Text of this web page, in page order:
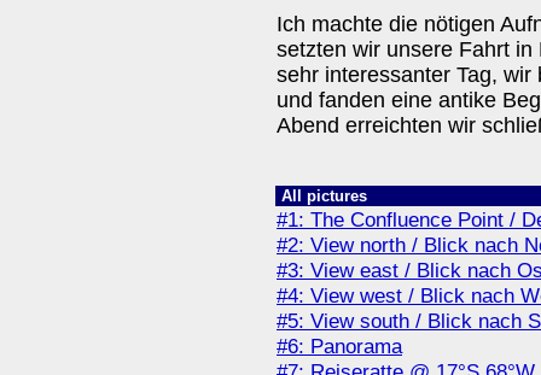
Ich machte die nötigen
setzten wir unsere Fahrt
sehr interessanter Tag,
und fanden eine antike
Abend erreichten wir
All pictures
#1: The Confluence Point /
#2: View north / Blick nach
#3: View east / Blick nach
#4: View west / Blick nach
#5: View south / Blick nach
#6: Panorama